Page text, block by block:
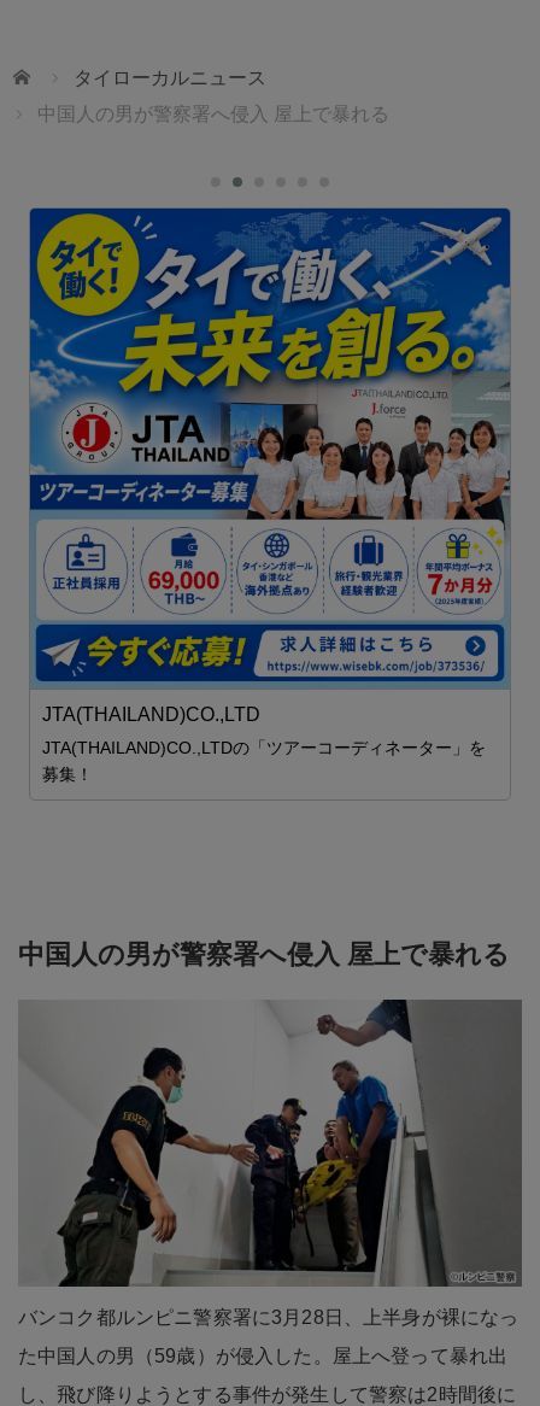
ホーム
タイローカルニュース
中国人の男が警察署へ侵入 屋上で暴れる
JTA(THAILAND)CO.,LTD
JTA(THAILAND)CO.,LTDの「ツアーコーディネーター」を
募集！
中国人の男が警察署へ侵入 屋上で暴れる
バンコク都ルンピニ警察署に3月28日、上半身が裸になっ
た中国人の男（59歳）が侵入した。屋上へ登って暴れ出
し、飛び降りようとする事件が発生して警察は2時間後に